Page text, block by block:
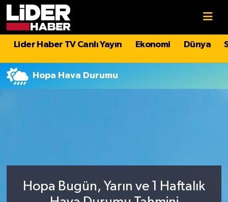
Lider Haber TV Canlı Yayın Ekonomi Dünya
Hopa Hava Durumu
Hopa Bugün, Yarın ve 1 Haftalık
Politika
Asayiş
Spor
Sağlık
Hava Durumu
İstanbul Namaz Vakitleri
Tüm Manşetler
Son Dakika Haberleri